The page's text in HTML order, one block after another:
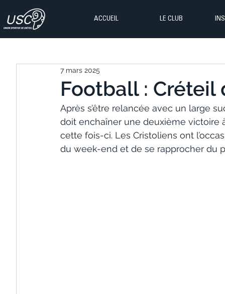
ACCUEIL LE CLUB
Football :
7 mars 2025
Après s’être relancée avec un large
doit enchaîner une deuxième victoire
cette fois-ci. Les Cristoliens ont
du week-end et de se rapprocher du